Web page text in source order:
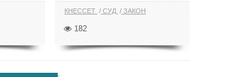
КНЕССЕТ СУД ЗАКОН
182